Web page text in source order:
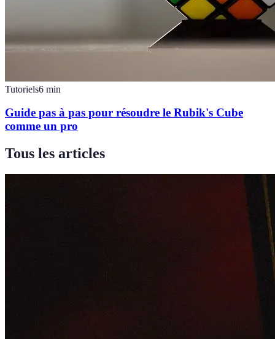
Tutoriels6 min
Guide pas à pas pour résoudre le Rubik's Cube
comme un pro
Tous les articles